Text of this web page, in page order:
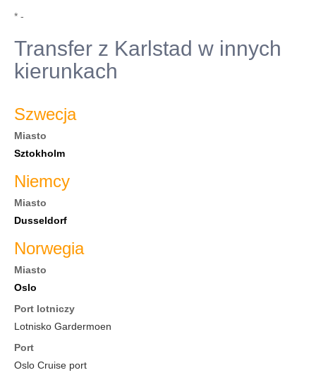
* -
Transfer z Karlstad w innych
kierunkach
Szwecja
Miasto
Sztokholm
Niemcy
Miasto
Dusseldorf
Norwegia
Miasto
Oslo
Port lotniczy
Lotnisko Gardermoen
Port
Oslo Cruise port